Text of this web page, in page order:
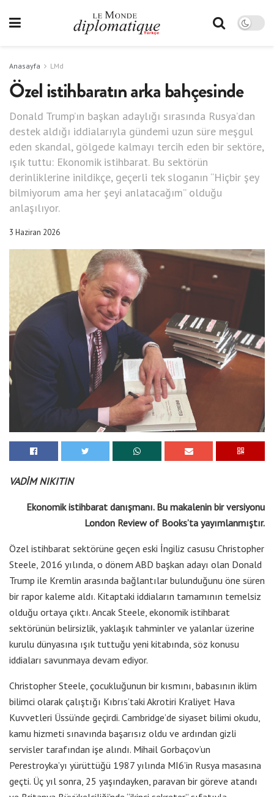
Anasayfa LMd
Özel istihbaratın arka bahçesinde
Donald Trump’ın başkan adaylığı sırasında Rusya’dan
destek aldığı iddialarıyla gündemi uzun süre meşgul
eden skandal, gölgede kalmayı tercih eden bir sektöre,
ışık tuttu: Ekonomik istihbarat. Bu sektörün
derinliklerine inildikçe, geçerli tek sloganın “Hiçbir şey
bilmiyorum ama her şeyi anlatacağım” olduğu
anlaşılıyor.
3 Haziran 2026
VADİM NIKITIN
Ekonomik istihbarat danışmanı. Bu makalenin bir versiyonu
London Review of Books’ta yayımlanmıştır.
Özel istihbarat sektörüne geçen eski İngiliz casusu Christopher
Steele, 2016 yılında, o dönem ABD başkan adayı olan Donald
Trump ile Kremlin arasında bağlantılar bulunduğunu öne süren
bir rapor kaleme aldı. Kitaptaki iddiaların tamamının temelsiz
olduğu ortaya çıktı. Ancak Steele, ekonomik istihbarat
sektörünün belirsizlik, yaklaşık tahminler ve yalanlar üzerine
kurulu dünyasına ışık tuttuğu yeni kitabında, söz konusu
iddiaları savunmaya devam ediyor.
Christopher Steele, çocukluğunun bir kısmını, babasının iklim
bilimci olarak çalıştığı Kıbrıs’taki Akrotiri Kraliyet Hava
Kuvvetleri Üssü’nde geçirdi. Cambridge’de siyaset bilimi okudu,
kamu hizmeti sınavında başarısız oldu ve ardından gizli
servisler tarafından işe alındı. Mihail Gorbaçov’un
Perestroyka’yı yürüttüğü 1987 yılında MI6’in Rusya masasına
geçti. Üç yıl sonra, 25 yaşındayken, paravan bir göreve atandı